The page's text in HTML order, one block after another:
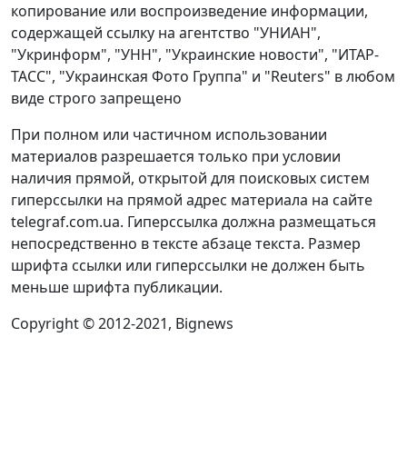
копирование или воспроизведение информации,
содержащей ссылку на агентство "УНИАН",
"Укринформ", "УНН", "Украинские новости", "ИТАР-
ТАСС", "Украинская Фото Группа" и "Reuters" в любом
виде строго запрещено
При полном или частичном использовании
материалов разрешается только при условии
наличия прямой, открытой для поисковых систем
гиперссылки на прямой адрес материала на сайте
telegraf.com.ua. Гиперссылка должна размещаться
непосредственно в тексте абзаце текста. Размер
шрифта ссылки или гиперссылки не должен быть
меньше шрифта публикации.
Copyright © 2012-2021, Bignews